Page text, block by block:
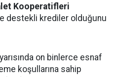
Kooperatifleri
destekli krediler olduğunu
on binlerce esnaf
koşullarına sahip